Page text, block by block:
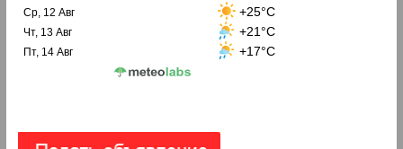
Ср, 12 Авг +25°C
Чт, 13 Авг +21°C
Пт, 14 Авг +17°C